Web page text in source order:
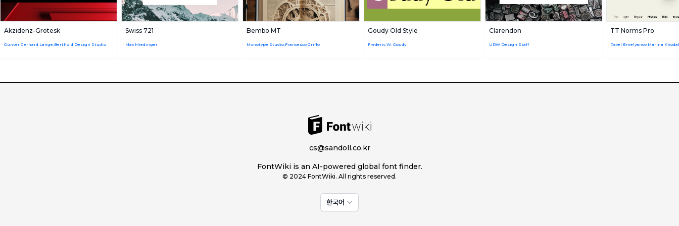
Akzidenz-Grotesk
Günter Gerhard Lange,Berthold Design Studio
Swiss 721
Max Miedinger
Bembo MT
Monotype Studio,Francesco Griffo
Goudy Old Style
Frederic W. Goudy
Clarendon
URW Design Staff
TT Norms Pro
cs@sandoll.co.kr
FontWiki is an AI-powered global font finder.
© 2024 FontWiki. All rights reserved.
한국어